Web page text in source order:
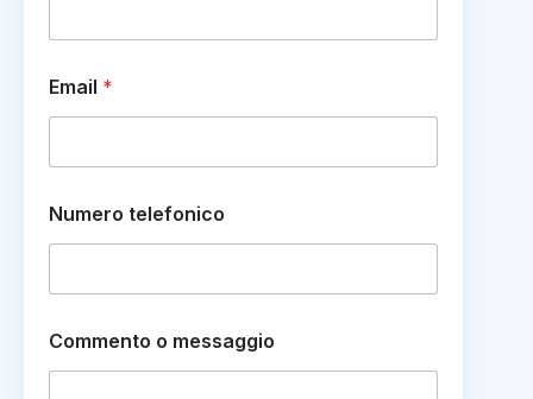
Email *
*
N
Numero telefonico
Commento o messaggio